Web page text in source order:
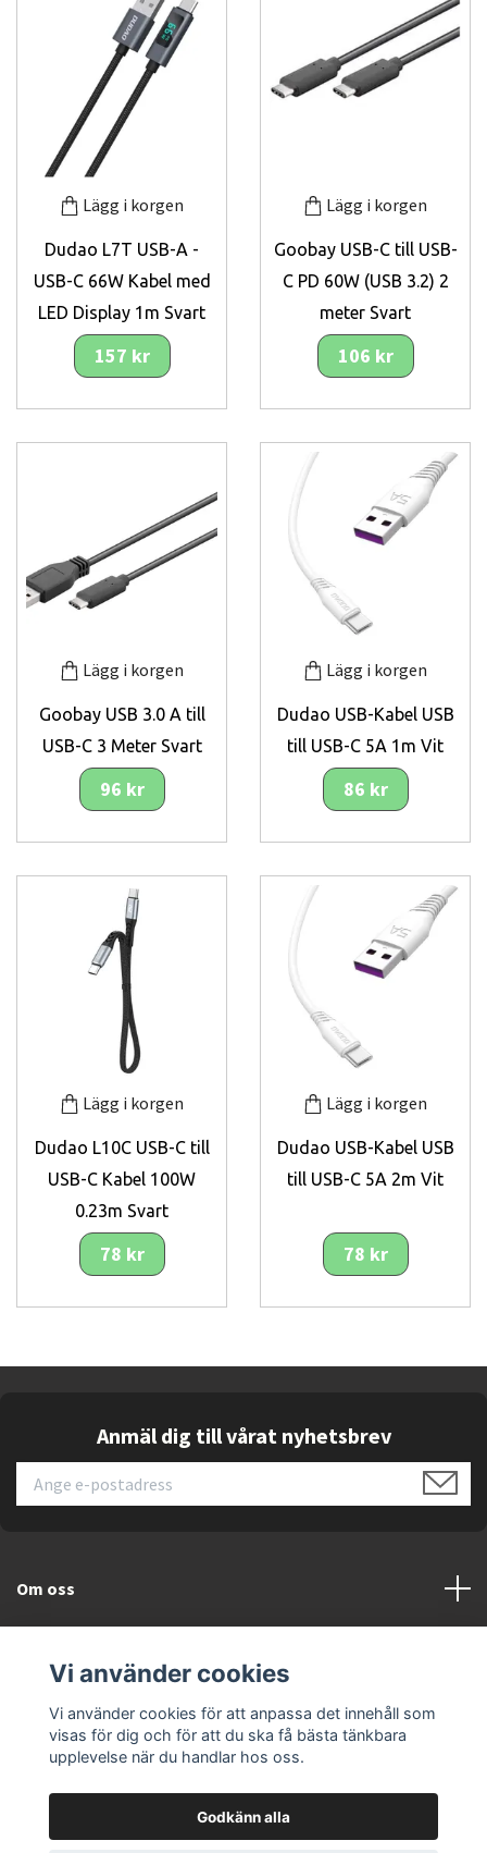
Lägg i korgen
Dudao L7T USB-A -
USB-C 66W Kabel med
LED Display 1m Svart
157 kr
Lägg i korgen
Goobay USB-C till USB-
C PD 60W (USB 3.2) 2
meter Svart
106 kr
Lägg i korgen
Goobay USB 3.0 A till
USB-C 3 Meter Svart
96 kr
Lägg i korgen
Dudao USB-Kabel USB
till USB-C 5A 1m Vit
86 kr
Lägg i korgen
Dudao L10C USB-C till
USB-C Kabel 100W
0.23m Svart
78 kr
Lägg i korgen
Dudao USB-Kabel USB
till USB-C 5A 2m Vit
78 kr
Anmäl dig till vårat nyhetsbrev
Om oss
Läs mer
Vi använder cookies
Vi använder cookies för att anpassa det innehåll som
visas för dig och för att du ska få bästa tänkbara
upplevelse när du handlar hos oss.
Godkänn alla